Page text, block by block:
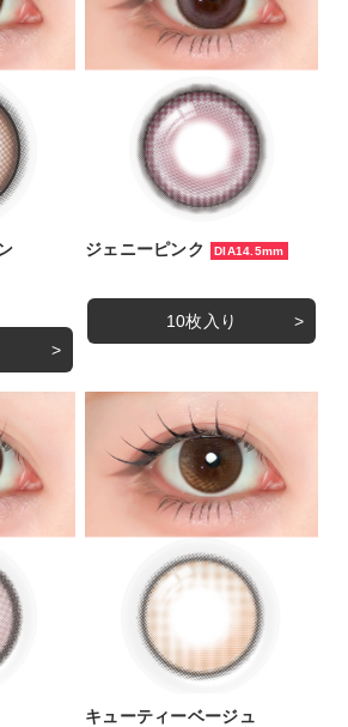
ジェニーピンク DIA14.5mm
10枚入り
キューティーベージュ